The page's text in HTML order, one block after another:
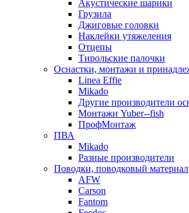
Акустические шарики
Грузила
Джиговые головки
Наклейки утяжеления
Отцепы
Тирольские палочки
Оснастки, монтажи и
Linea Effie
Mikado
Другие производители
Монтажи Yuber--fish
ПрофМонтаж
ПВА
Mikado
Разные производители
Поводки, поводковый материал
AFW
Carson
Fantom